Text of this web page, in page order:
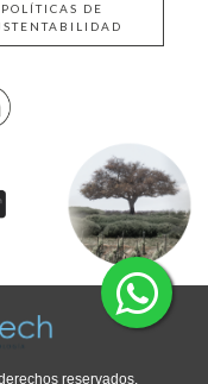
POLÍTICAS DE
reservados.